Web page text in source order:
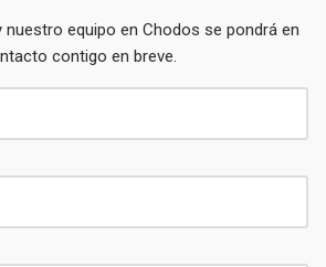
equipo en Chodos se pondrá en
contigo en breve.